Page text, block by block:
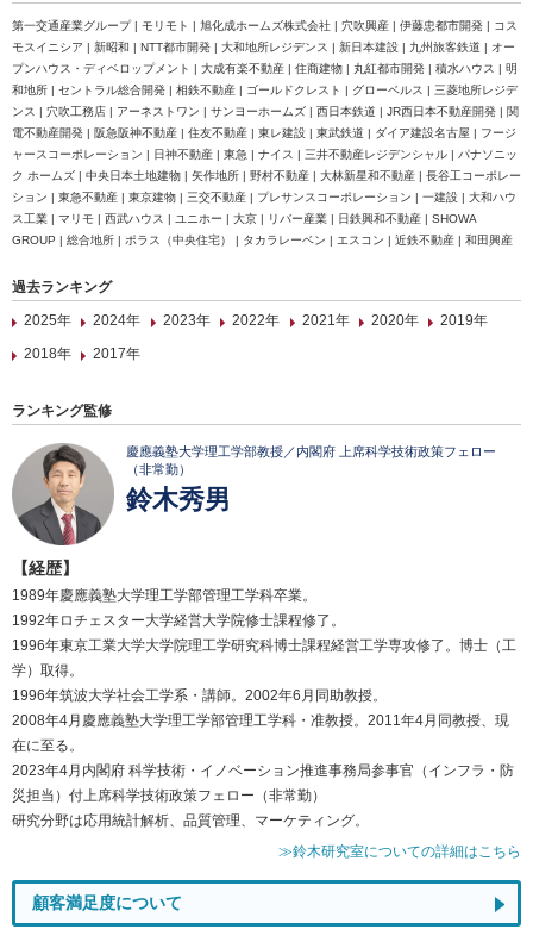
第一交通産業グループ | モリモト | 旭化成ホームズ株式会社 | 穴吹興産 | 伊藤忠都市開発 | コス
モスイニシア | 新昭和 | NTT都市開発 | 大和地所レジデンス | 新日本建設 | 九州旅客鉄道 | オー
プンハウス・ディベロップメント | 大成有楽不動産 | 住商建物 | 丸紅都市開発 | 積水ハウス | 明
和地所 | セントラル総合開発 | 相鉄不動産 | ゴールドクレスト | グローベルス | 三菱地所レジデ
ンス | 穴吹工務店 | アーネストワン | サンヨーホームズ | 西日本鉄道 | JR西日本不動産開発 | 関
電不動産開発 | 阪急阪神不動産 | 住友不動産 | 東レ建設 | 東武鉄道 | ダイア建設名古屋 | フージ
ャースコーポレーション | 日神不動産 | 東急 | ナイス | 三井不動産レジデンシャル | パナソニッ
ク ホームズ | 中央日本土地建物 | 矢作地所 | 野村不動産 | 大林新星和不動産 | 長谷工コーポレー
ション | 東急不動産 | 東京建物 | 三交不動産 | プレサンスコーポレーション | 一建設 | 大和ハウ
ス工業 | マリモ | 西武ハウス | ユニホー | 大京 | リバー産業 | 日鉄興和不動産 | SHOWA
GROUP | 総合地所 | ポラス（中央住宅） | タカラレーベン | エスコン | 近鉄不動産 | 和田興産
過去ランキング
2025年
2024年 2023年 2022年 2021年 2020年
2019年
2018年
2017年
ランキング監修
慶應義塾大学理工学部教授／内閣府 上席科学技術政策フェロー
（非常勤）
鈴木秀男
【経歴】
1989年慶應義塾大学理工学部管理工学科卒業。
1992年ロチェスター大学経営大学院修士課程修了。
1996年東京工業大学大学院理工学研究科博士課程経営工学専攻修了。博士（工
学）取得。
1996年筑波大学社会工学系・講師。2002年6月同助教授。
2008年4月慶應義塾大学理工学部管理工学科・准教授。2011年4月同教授、現
在に至る。
2023年4月内閣府 科学技術・イノベーション推進事務局参事官（インフラ・防
災担当）付上席科学技術政策フェロー（非常勤）
研究分野は応用統計解析、品質管理、マーケティング。
≫鈴木研究室についての詳細はこちら
顧客満足度について